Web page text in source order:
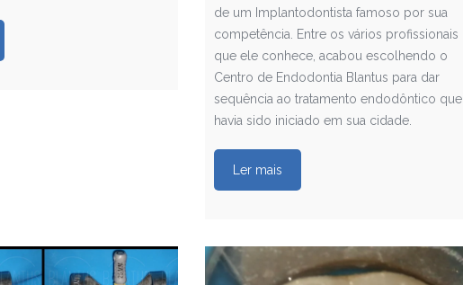
de um Implantodontista famoso por sua
competência. Entre os vários profissionais
que ele conhece, acabou escolhendo o
Centro de Endodontia Blantus para dar
sequência ao tratamento endodôntico que
havia sido iniciado em sua cidade.
Ler mais